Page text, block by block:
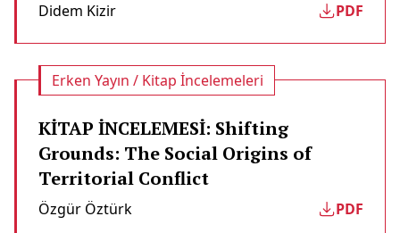
Didem Kizir PDF
Erken Yayın / Kitap İncelemeleri
KİTAP İNCELEMESİ: Shifting
Grounds: The Social Origins of
Territorial Conflict
Özgür Öztürk PDF